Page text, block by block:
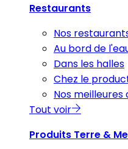
Restaurants
Nos
Au bord de
Dans les halles
Chez le
Nos
Tout voir
Produits Terre &